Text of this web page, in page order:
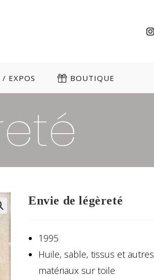
EXPOS BOUTIQUE
Envie de légèreté
1995
Huile, sable, tissus et autres
matériaux sur toile